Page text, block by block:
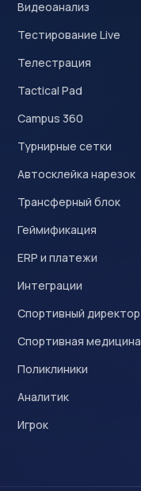
Видеоанализ
Тестирование Live
Телестрация
Tactical Pad
Campus 360
Турнирные сетки
Автосклейка нарезок
Трансферный блок
Геймификация
ERP и платежи
Интеграции
Спортивный директор
Спортивная медицина
Поликлиники
Аналитик
Игрок